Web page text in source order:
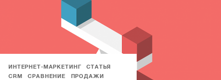
ИНТЕРНЕТ-МАРКЕТИНГ
СТАТЬЯ
CRM
СРАВНЕНИЕ ПРОДАЖИ